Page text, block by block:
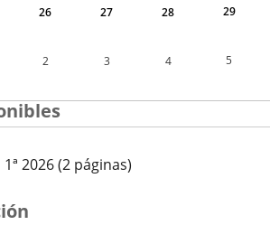
26 27 28 29
2 3 4 5
2026(2 páginas)